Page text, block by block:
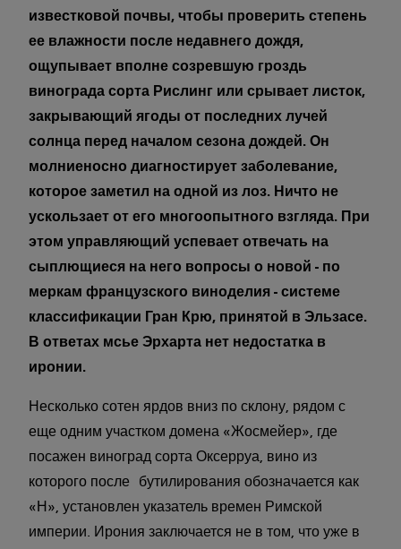
известковой почвы, чтобы проверить степень
ее влажности после недавнего дождя,
ощупывает вполне созревшую гроздь
винограда сорта Рислинг или срывает листок,
закрывающий ягоды от последних лучей
солнца перед началом сезона дождей. Он
молниеносно диагностирует заболевание,
которое заметил на одной из лоз. Ничто не
ускользает от его многоопытного взгляда. При
этом управляющий успевает отвечать на
сыплющиеся на него вопросы о новой - по
меркам французского виноделия - системе
классификации Гран Крю, принятой в Эльзасе.
В ответах мсье Эрхарта нет недостатка в
иронии.
Несколько сотен ярдов вниз по склону, рядом с
еще одним участком домена «Жосмейер», где
посажен виноград сорта Оксерруа, вино из
которого после бутилирования обозначается как
«Н», установлен указатель времен Римской
империи. Ирония заключается не в том, что уже в